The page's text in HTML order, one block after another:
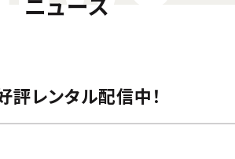
レンタル配信中！